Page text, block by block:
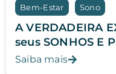
Bem-Estar Sono
A VERDADEIRA
seus SONHOS E
Saiba mais